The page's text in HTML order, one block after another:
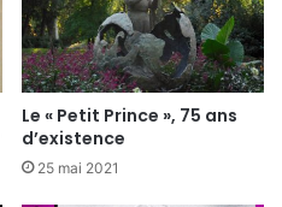
Le « Petit Prince », 75 ans
d’existence
25 mai 2021